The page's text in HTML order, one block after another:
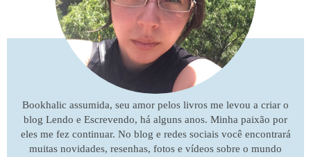
Bookhalic assumida, seu amor pelos livros me levou a criar o
blog Lendo e Escrevendo, há alguns anos. Minha paixão por
eles me fez continuar. No blog e redes sociais você encontrará
muitas novidades, resenhas, fotos e vídeos sobre o mundo